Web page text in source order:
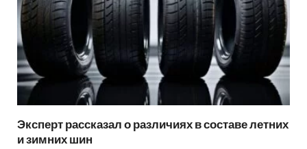
Эксперт рассказал о различиях в составе летних
и зимних шин